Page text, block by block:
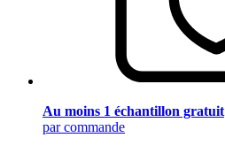
Au moins 1 échantillon gratuit
par commande